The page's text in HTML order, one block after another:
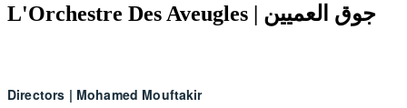
L'Orchestre Des Aveugles | جوق العميين
Directors | Mohamed Mouftakir